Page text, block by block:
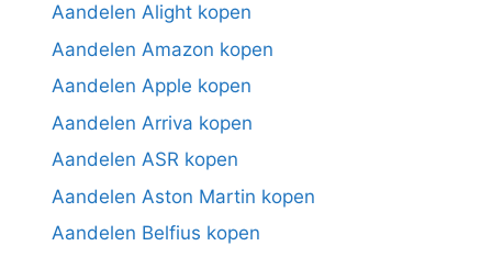
Aandelen Alight kopen
Aandelen Amazon kopen
Aandelen Apple kopen
Aandelen Arriva kopen
Aandelen ASR kopen
Aandelen Aston Martin kopen
Aandelen Belfius kopen